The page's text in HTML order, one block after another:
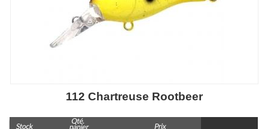
112 Chartreuse Rootbeer